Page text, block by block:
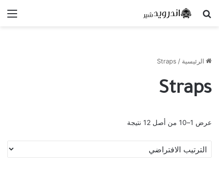
بحث عن
الرئيسية /
Straps
Straps
عرض 1–10 من أصل 12 نتيجة